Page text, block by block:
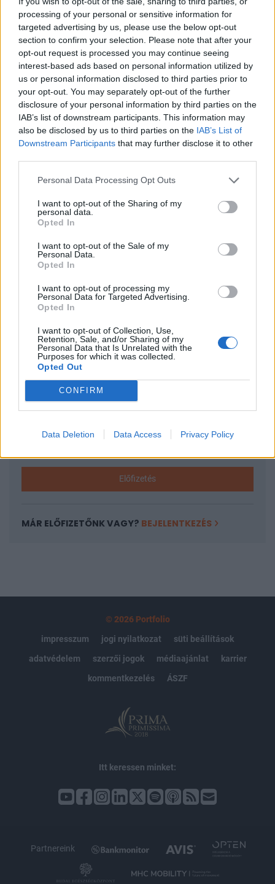
processing of your personal or sensitive information for
targeted advertising by us, please use the below opt-out
section to confirm your selection. Please note that after your
opt-out request is processed you may continue seeing
interest-based ads based on personal information utilized by
us or personal information disclosed to third parties prior to
your opt-out. You may separately opt-out of the further
disclosure of your personal information by third parties on the
IAB’s list of downstream participants. This information may
also be disclosed by us to third parties on the IAB’s List of
Downstream Participants that may further disclose it to other
Personal Data Processing Opt Outs
I want to opt-out of the Sharing of my
personal data.
Opted In
I want to opt-out of the Sale of my
Personal Data.
Opted In
I want to opt-out of processing my
Personal Data for Targeted Advertising.
Opted In
I want to opt-out of Collection, Use,
Retention, Sale, and/or Sharing of my
Personal Data that Is Unrelated with the
Purposes for which it was collected.
Opted Out
CONFIRM
Data Deletion Data Access Privacy Policy
években Magyarországot a többi visegrádi
országhoz viszonyítva mind a termelés és a
termelékenység, mind pedig a különböző
bérmutatók alakulását tekintve sajátos mintázat
jellemezte. A nemzetközi összehasonlítás két
hazai feszültségre hívja fel a figyelmet: egyrészt a
termelékenység és a keresetstatisztika szerinti
bérdinamika, másrészt ez utóbbi és a nemzeti
számlák jelezte bérdinamika között a többi
Lendületben a hazai vállalkozások 2026A magyar
gazdasági és finanszírozási környezet jelentős
átalakuláson megy keresztül, ismét az alkalmazkodás
kényszere elé állítva a hazai gazdasági ökoszisztémát. Erre
reagálva a Portfolio új konferenciájának célja, hogy
gyakorlati útmutatást adjon a magyar vállalkozásoknak az
előttük álló gazdasági és működési kihívások...
KEDVES OLVASÓNK!
A keresett cikk a portfolio.hu hírarchívumához
tartozik, melynek olvasása előfizetéses
regisztrációhoz kötött.
Az előfizetés a következőket tartalmazza:
Kötéslisták: BÉT elmúlt 2 év napon belüli
Előfizetés
MÁR ELŐFIZETŐNK VAGY? BEJELENTKEZÉS
© 2026 Portfolio
impresszum
jogi nyilatkozat
süti beállítások
adatvédelem
szerzői jogok médiaajánlat
karrier
kommentkezelés
ÁSZF
Itt keressen minket:
Partnereink